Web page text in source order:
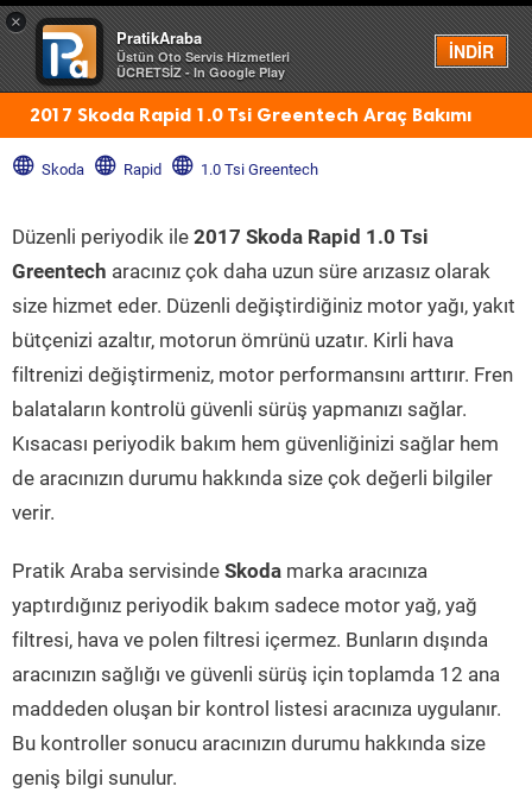
×
PratikAraba
Üstün Oto Servis Hizmetleri
ÜCRETSİZ - In Google Play
İNDİR
Menü
2017 Skoda Rapid 1.0 Tsi Greentech Araç Bakımı
Skoda Rapid 1.0 Tsi Greentech
Düzenli periyodik ile 2017 Skoda Rapid 1.0 Tsi
Greentech aracınız çok daha uzun süre arızasız olarak
size hizmet eder. Düzenli değiştirdiğiniz motor yağı, yakıt
bütçenizi azaltır, motorun ömrünü uzatır. Kirli hava
filtrenizi değiştirmeniz, motor performansını arttırır. Fren
balataların kontrolü güvenli sürüş yapmanızı sağlar.
Kısacası periyodik bakım hem güvenliğinizi sağlar hem
de aracınızın durumu hakkında size çok değerli bilgiler
verir.
Pratik Araba servisinde Skoda marka aracınıza
yaptırdığınız periyodik bakım sadece motor yağ, yağ
filtresi, hava ve polen filtresi içermez. Bunların dışında
aracınızın sağlığı ve güvenli sürüş için toplamda 12 ana
maddeden oluşan bir kontrol listesi aracınıza uygulanır.
Bu kontroller sonucu aracınızın durumu hakkında size
geniş bilgi sunulur.